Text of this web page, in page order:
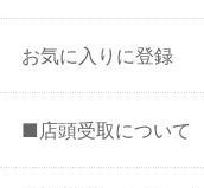
お気に入りに登録
■店頭受取について